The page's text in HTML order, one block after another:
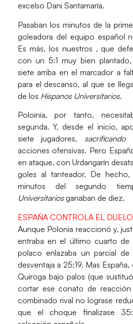
excelso Dani Santamaría.
Pasaban los minutos de la
goleadora del equipo español
Es más, los nuestros , que
con un 5:1 muy bien
siete arriba en el marcador a
para el descanso, al que se
de los Hispanos Universitarios.
Poloinia, por tanto,
segunda. Y, desde el inicio,
siete jugadores, sacrificando
acciones ofensivas. Pero
en ataque, con Urdangarín
goles al tanteador. De hecho,
minutos del segundo
Universitariosganaban de diez.
ESPAÑA CONTROLA EL DUELO
Aunque Polonia reaccionó y,
entraba en el último cuarto de
polaco enlazaba un parcial de
desventaja a 25:19. Mas España,
Quiroga bajo palos (que
cortar ese conato de
combinado rival no lograse
que el choque finalizase